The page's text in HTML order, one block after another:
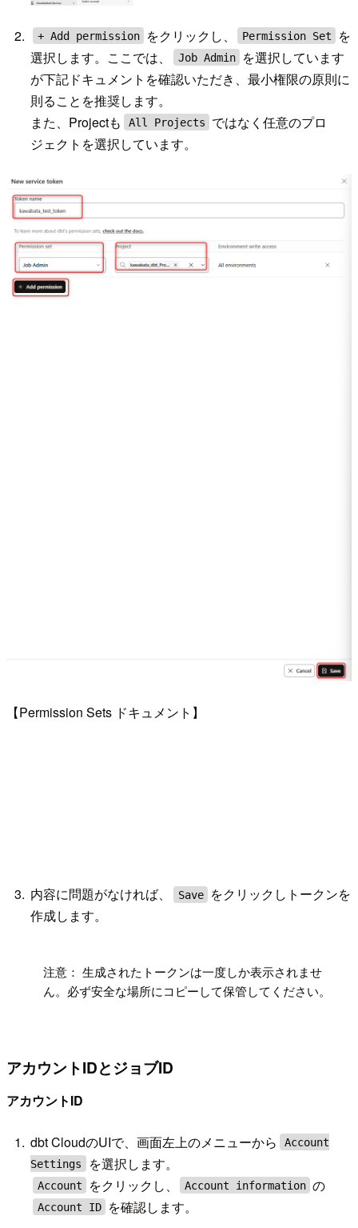
+ Add permission をクリックし、 Permission Set
を
選択します。ここでは、
Job Admin
を選択しています
が下記ドキュメントを確認いただき、最小権限の原則に
則ることを推奨します。
また、Projectも
All Projects
ではなく任意のプロ
ジェクトを選択しています。
【Permission Sets ドキュメント】
内容に問題がなければ、 Save
をクリックしトークンを
作成します。
注意： 生成されたトークンは一度しか表示されませ
ん。必ず安全な場所にコピーして保管してください。
アカウントIDとジョブID
アカウントID
dbt CloudのUIで、画面左上のメニューから
Account
Settings
を選択します。
Account をクリックし、 Account information の
Account ID を確認します。